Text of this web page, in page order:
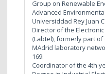
Group on Renewable
Advanced
Universiddad Rey Juan
Director of the
(Labtel), formerly part
MAdrid laboratory
169.
Coordinator of the 4th